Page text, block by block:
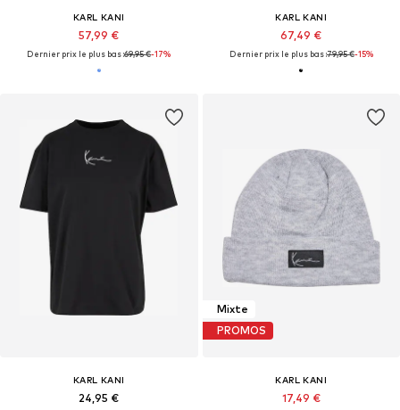
KARL KANI
57,99 €
Dernier prix le plus bas :69,95 €-17%
KARL KANI
67,49 €
Dernier prix le plus bas :79,95 €-15%
KARL KANI
24,95 €
Mixte
PROMOS
KARL KANI
17,49 €